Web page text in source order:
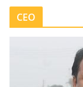
CEO